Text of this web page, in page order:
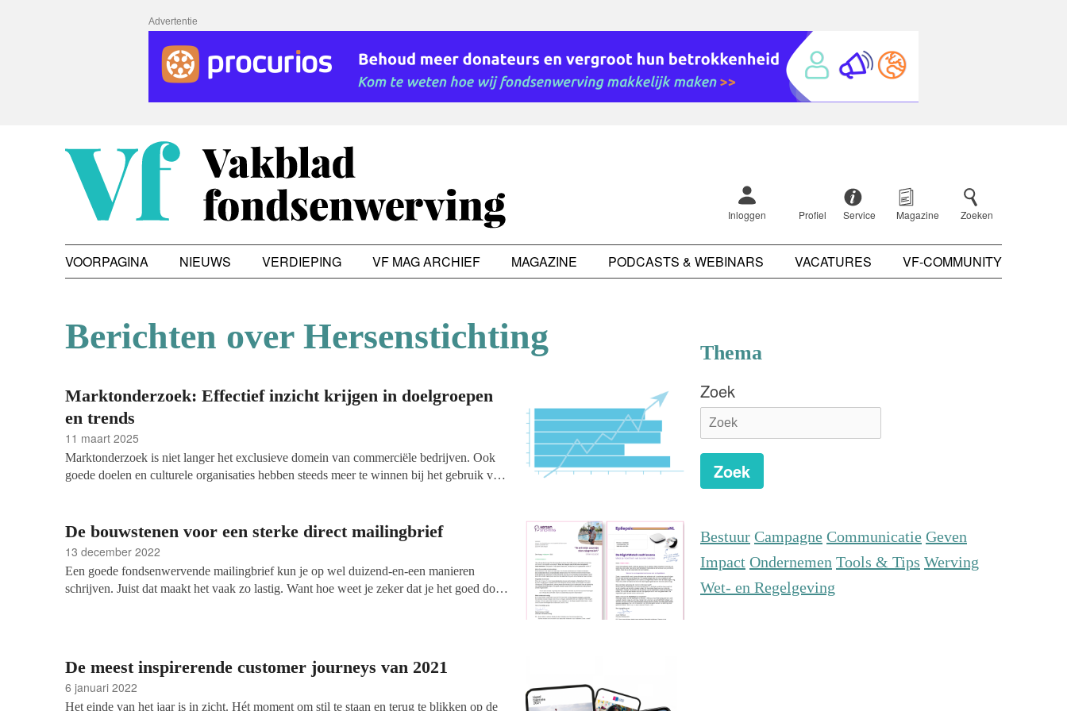
Advertentie
Inloggen Profiel Service Magazine Zoeken
VOORPAGINA NIEUWS VERDIEPING VF MAG ARCHIEF MAGAZINE PODCASTS & WEBINARS VACATURES VF-COMMUNITY
Berichten over Hersenstichting
Marktonderzoek: Effectief inzicht krijgen in doelgroepen
en trends
11 maart 2025
Marktonderzoek is niet langer het exclusieve domein van commerciële bedrijven. Ook
goede doelen en culturele organisaties hebben steeds meer te winnen bij het gebruik van
dienstverlening en maken zij gefundeerde keuzes. Maar hoe zet je marktonderzoek
effectief in? En welke trends zijn belangrijk om in de gaten te houden? In dit artikel
waaronder een onderzoek uitgevoerd met de Hersenstichting.
De bouwstenen voor een sterke direct mailingbrief
13 december 2022
Een goede fondsenwervende mailingbrief kun je op wel duizend-en-een manieren
schrijven. Juist dat maakt het vaak zo lastig. Want hoe weet je zeker dat je het goed doet?
De meest inspirerende customer journeys van 2021
6 januari 2022
Het einde van het jaar is in zicht. Hét moment om stil te staan en terug te blikken op de
Thema
Zoek
Zoek
Bestuur Campagne Communicatie Geven
Impact Ondernemen Tools & Tips Werving
Wet- en Regelgeving